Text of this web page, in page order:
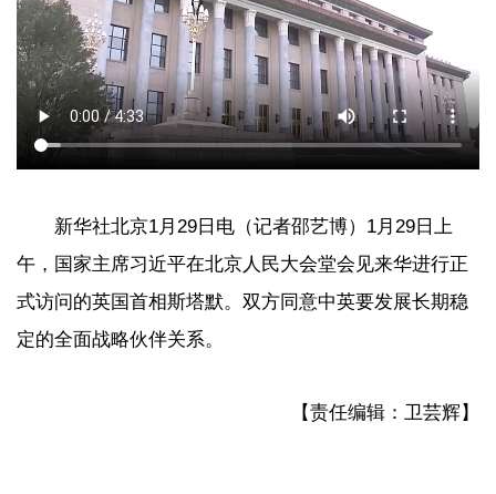
新华社北京1月29日电（记者邵艺博）1月29日上
午，国家主席习近平在北京人民大会堂会见来华进行正
式访问的英国首相斯塔默。双方同意中英要发展长期稳
定的全面战略伙伴关系。
【责任编辑：卫芸辉】